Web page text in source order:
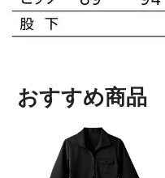
おすすめ商品